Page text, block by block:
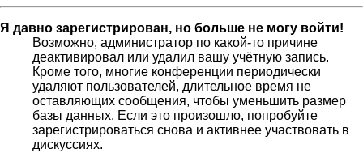
Я давно зарегистрирован, но больше не могу войти!
Возможно, администратор по какой-то причине
деактивировал или удалил вашу учётную запись.
Кроме того, многие конференции периодически
удаляют пользователей, длительное время не
оставляющих сообщения, чтобы уменьшить размер
базы данных. Если это произошло, попробуйте
зарегистрироваться снова и активнее участвовать в
дискуссиях.